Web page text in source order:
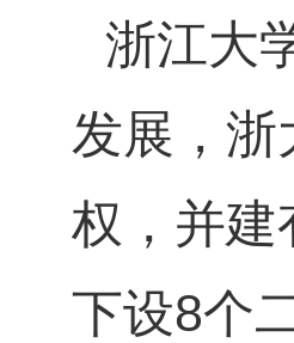
浙江大
发展，浙
权，并建
下设8个